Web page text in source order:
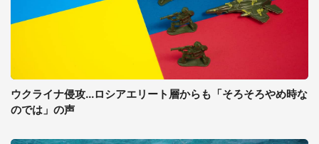
ウクライナ侵攻...ロシアエリート層からも「そろそろやめ時な
のでは」の声